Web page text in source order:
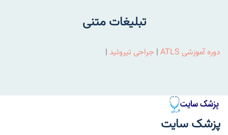
تبلیغات متنی
دوره آموزشی ATLS | جراحی تیروئید |
پزشک سایت